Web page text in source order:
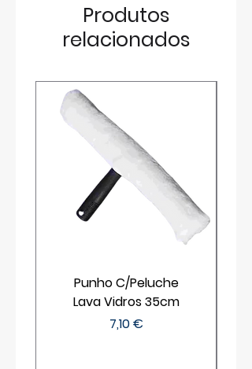
Produtos
relacionados
Punho C/Peluche
Lava Vidros 35cm
Preço
7,10 €